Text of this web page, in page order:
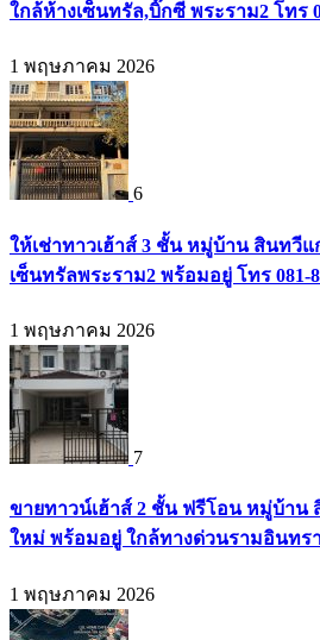
ใกล้ห้างเซ็นทรัล,บิ๊กซี พระราม2 โทร
1 พฤษภาคม 2026
6
ให้เช่าทาวเฮ้าส์ 3 ชั้น หมู่บ้าน สินทวีแ
เซ็นทรัลพระราม2 พร้อมอยู่ โทร 081-
1 พฤษภาคม 2026
7
ขายทาวน์เฮ้าส์ 2 ชั้น ฟรีโอน หมู่บ้าน
ใหม่ พร้อมอยู่ ใกล้ทางด่วนรามอินทรา
1 พฤษภาคม 2026